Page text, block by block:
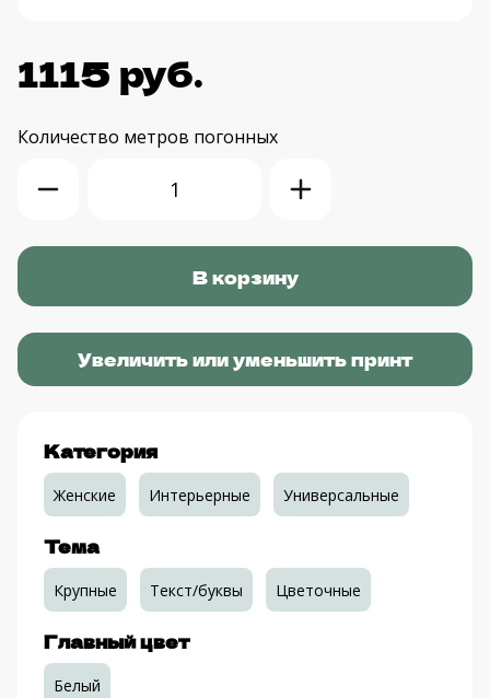
1115 руб.
Количество метров погонных
Увеличить или уменьшить принт
Категория
Женские Интерьерные Универсальные
Тема
Крупные Текст/буквы Цветочные
Главный цвет
Белый